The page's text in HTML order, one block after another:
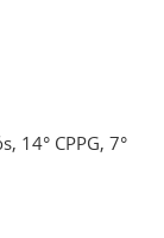
14° CPPG, 7°